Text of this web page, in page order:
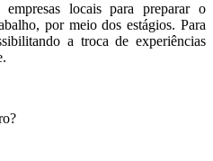
locais para preparar o
por meio dos estágios. Para
a troca de experiências